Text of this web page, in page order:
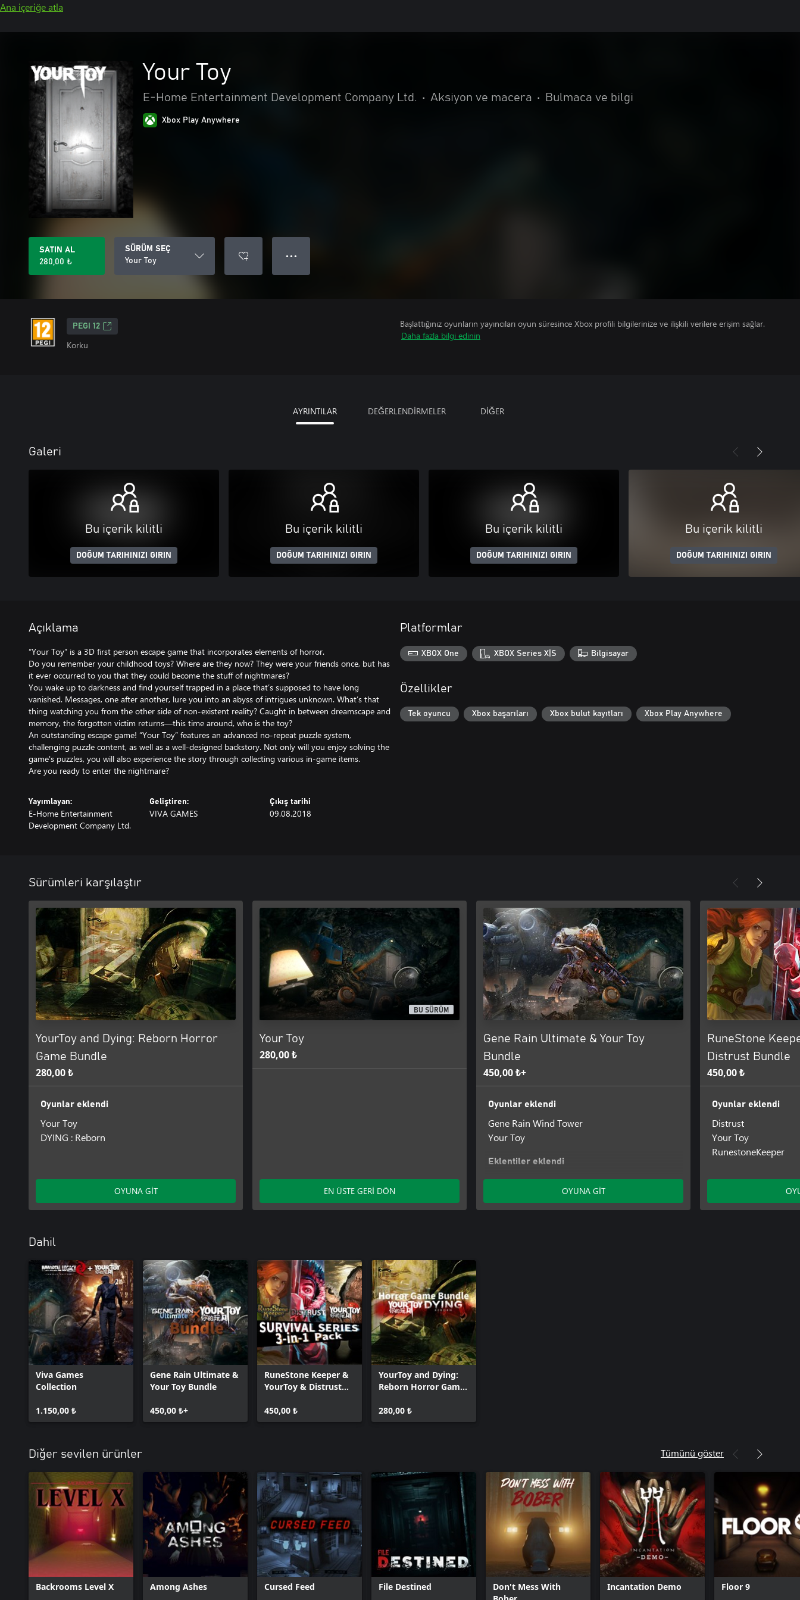
Ana içeriğe atla
Your Toy
E-Home Entertainment Development Company Ltd. • Aksiyon ve macera • Bulmaca ve bilgi
Xbox Play Anywhere
SATIN AL
280,00 ₺
SÜRÜM SEÇ
Your Toy
● ● ●
PEGI 12
Korku
Başlattığınız oyunların yayıncıları oyun süresince Xbox profili bilgilerinize ve ilişkili verilere erişim sağlar.
Daha fazla bilgi edinin
AYRINTILAR DEĞERLENDİRMELER DİĞER
Galeri
Bu içerik kilitli
DOĞUM TARIHINIZI GIRIN
Bu içerik kilitli
DOĞUM TARIHINIZI GIRIN
Bu içerik kilitli
DOĞUM TARIHINIZI GIRIN
Bu içerik kilitli
DOĞUM TARIHINIZI GIRIN
Açıklama
“Your Toy” is a 3D first person escape game that incorporates elements of horror.
Do you remember your childhood toys? Where are they now? They were your friends once, but has
it ever occurred to you that they could become the stuff of nightmares?
You wake up to darkness and find yourself trapped in a place that’s supposed to have long
vanished. Messages, one after another, lure you into an abyss of intrigues unknown. What’s that
thing watching you from the other side of non-existent reality? Caught in between dreamscape and
memory, the forgotten victim returns—this time around, who is the toy?
An outstanding escape game! “Your Toy” features an advanced no-repeat puzzle system,
challenging puzzle content, as well as a well-designed backstory. Not only will you enjoy solving the
game's puzzles, you will also experience the story through collecting various in-game items.
Are you ready to enter the nightmare?
Yayımlayan:
E-Home Entertainment
Development Company Ltd.
Geliştiren:
VIVA GAMES
Çıkış tarihi
09.08.2018
Platformlar
XBOX One XBOX Series X|S Bilgisayar
Özellikler
Tek oyuncu Xbox başarıları Xbox bulut kayıtları Xbox Play Anywhere
Sürümleri karşılaştır
YourToy and Dying: Reborn Horror
Game Bundle
280,00 ₺
Oyunlar eklendi
Your Toy
DYING : Reborn
OYUNA GİT
BU SÜRÜM
Your Toy
280,00 ₺
EN ÜSTE GERİ DÖN
Gene Rain Ultimate & Your Toy
Bundle
450,00 ₺+
Oyunlar eklendi
Gene Rain Wind Tower
Your Toy
Eklentiler eklendi
SkyCityRebirth
OYUNA GİT
RuneStone
Distrust Bundle
450,00 ₺
Oyunlar eklendi
Distrust
Your Toy
RunestoneKeeper
Dahil
Viva Games
Collection
1.150,00 ₺
Gene Rain Ultimate &
Your Toy Bundle
450,00 ₺+
RuneStone Keeper &
YourToy & Distrust
450,00 ₺
YourToy and Dying:
Reborn Horror Game
280,00 ₺
Diğer sevilen ürünler Tümünü göster
Backrooms Level X Among Ashes Cursed Feed File Destined
Don't Mess With
Incantation Demo Floor 9